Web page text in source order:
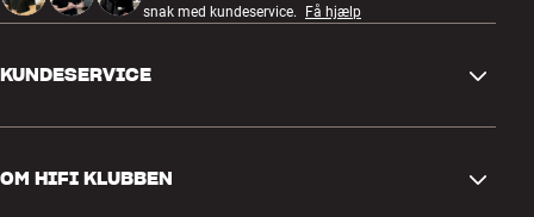
snak med kundeservice.
Få hjælp
KUNDESERVICE
OM HIFI KLUBBEN